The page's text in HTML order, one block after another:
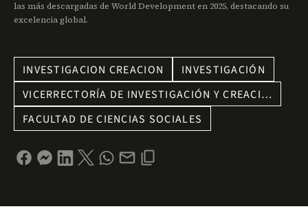
las más descargadas de World Development en 2025, destacando su
excelencia global.
INVESTIGACION CREACION
INVESTIGACIÓN
VICERRECTORÍA DE INVESTIGACIÓN Y CREACI…
FACULTAD DE CIENCIAS SOCIALES